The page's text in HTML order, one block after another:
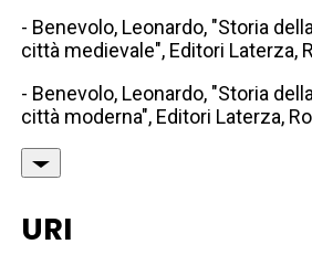
- Benevolo, Leonardo, "Storia
città medievale", Editori Laterza,
- Benevolo, Leonardo, "Storia
città moderna", Editori Laterza,
URI